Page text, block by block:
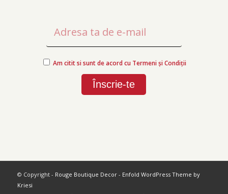
Am citit si sunt de acord cu Termeni și Condiții
© Copyright - Rouge Boutique Decor- Enfold WordPress Theme by
Kriesi